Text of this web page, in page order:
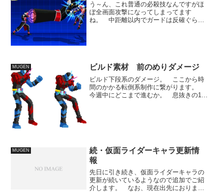
う～ん、これ普通の必殺技なんですがほ
ぼ全画面攻撃になってしまってます
ね。 中距離以内でガードは反確ぐらい
MUGEN ビルド素材 前のめりダメージ
ビルド下段系のダメージ。 ここから時
間のかかる転倒系制作に繋がります。
今週中にどこまで進むか。 息抜きの1枚
MUGEN
続・仮面ライダーキャラ更新情
報
先日に引き続き、仮面ライダーキャラの
更新が続いているようなので追加でご紹
介します。 なお、現在出先におります